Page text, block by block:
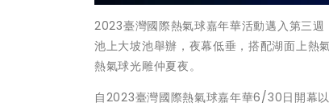
2023臺灣國際熱氣球嘉年華活動邁入第三
池上大坡池舉辦，夜幕低垂，搭配湖面上熱
熱氣球光雕仲夏夜。
自2023臺灣國際熱氣球嘉年華6/30日開幕